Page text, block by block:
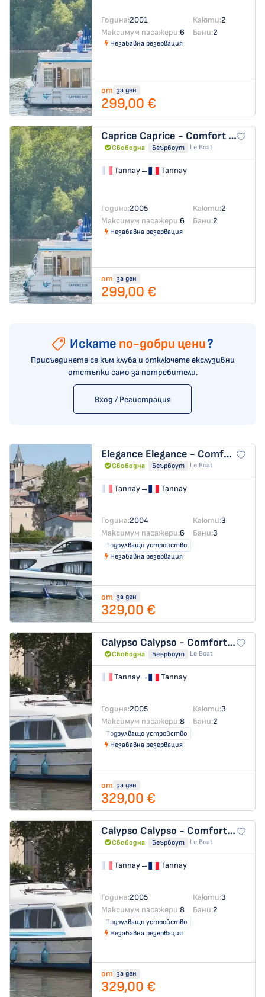
Година:2001 Каюти:2
Максимум пасажери:6 Бани:2
Незабавна резервация
от за ден
299,00 €
Caprice Caprice - Comfort 57
Свободна Беърбоут Le Boat
Tannay→ Tannay
Година:2005 Каюти:2
Максимум пасажери:6 Бани:2
Незабавна резервация
от за ден
299,00 €
Искате по-добри цени?
Присъединете се към клуба и отключете екслузивни
отстъпки само за потребители.
Вход / Регистрация
Elegance Elegance - Comfort 38
Свободна Беърбоут Le Boat
Tannay→ Tannay
Година:2004 Каюти:3
Максимум пасажери:6 Бани:3
Подрулващо устройство
Незабавна резервация
от за ден
329,00 €
Calypso Calypso - Comfort 25
Свободна Беърбоут Le Boat
Tannay→ Tannay
Година:2005 Каюти:3
Максимум пасажери:8 Бани:2
Подрулващо устройство
Незабавна резервация
от за ден
329,00 €
Calypso Calypso - Comfort 24
Свободна Беърбоут Le Boat
Tannay→ Tannay
Година:2005 Каюти:3
Максимум пасажери:8 Бани:2
Подрулващо устройство
Незабавна резервация
от за ден
329,00 €